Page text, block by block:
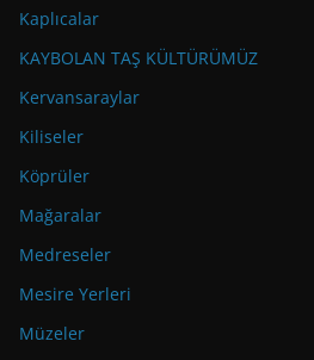
Kaplıcalar
KAYBOLAN TAŞ KÜLTÜRÜMÜZ
Kervansaraylar
Kiliseler
Köprüler
Mağaralar
Medreseler
Mesire Yerleri
Müzeler